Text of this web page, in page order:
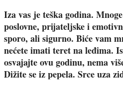
Iza vas je teška godina.
poslovne, prijateljske i
sporo, ali sigurno. Biće vam
nećete imati teret na leđima.
osvajajte ovu godinu, nema
Dižite se iz pepela. Srce uza